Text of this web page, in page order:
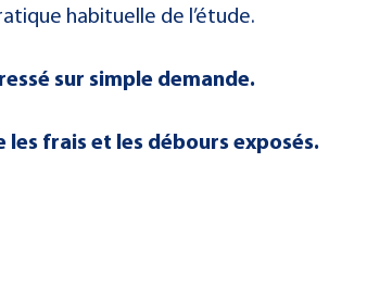
habituelle de l’étude.
sur simple demande.
les frais et les débours exposés.